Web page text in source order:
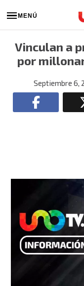
MENÚ
Vinculan a
por
Septiembre 6,